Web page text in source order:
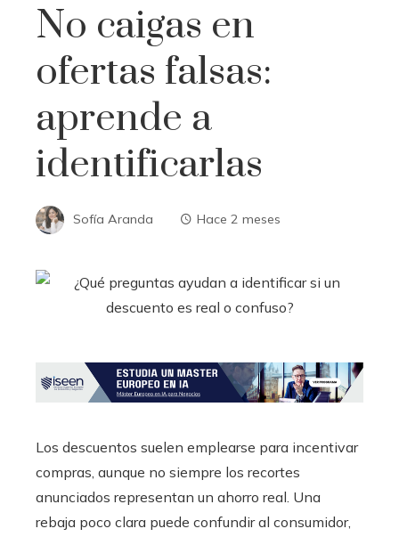
No caigas en
ofertas falsas:
aprende a
identificarlas
Sofía Aranda Hace 2 meses
Los descuentos suelen emplearse para incentivar
compras, aunque no siempre los recortes
anunciados representan un ahorro real. Una
rebaja poco clara puede confundir al consumidor,